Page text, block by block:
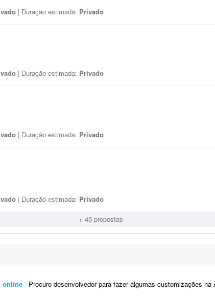
| Duração estimada: Privado
| Duração estimada: Privado
| Duração estimada: Privado
| Duração estimada: Privado
+ 45 propostas
online - Procuro desenvolvedor para fazer algumas customizações na API do Fluxer (fluxer.app) para uso em um